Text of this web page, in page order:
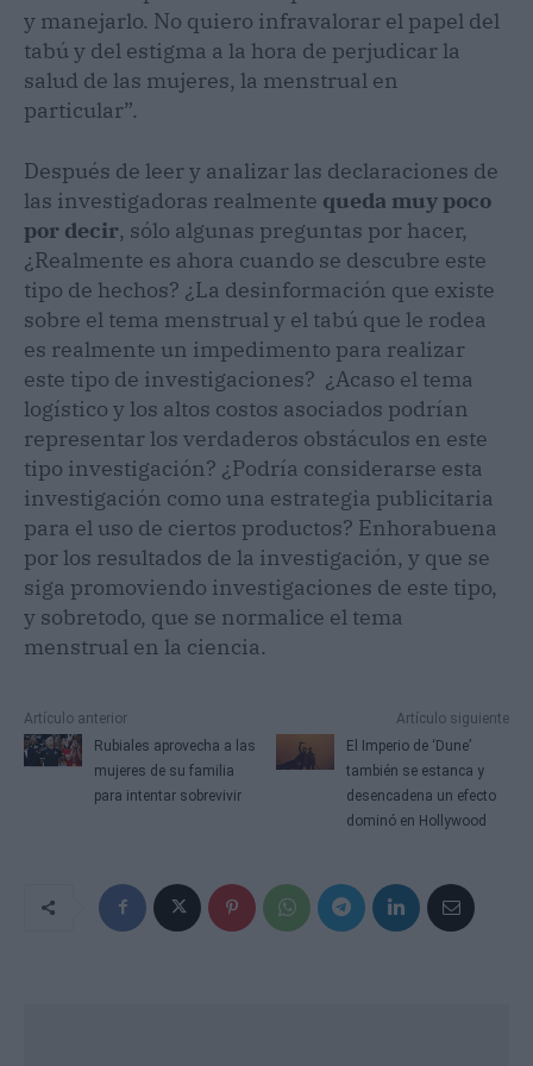
y manejarlo. No quiero infravalorar el papel del
tabú y del estigma a la hora de perjudicar la
salud de las mujeres, la menstrual en
particular”.
Después de leer y analizar las declaraciones de
las investigadoras realmente queda muy poco
por decir, sólo algunas preguntas por hacer,
¿Realmente es ahora cuando se descubre este
tipo de hechos? ¿La desinformación que existe
sobre el tema menstrual y el tabú que le rodea
es realmente un impedimento para realizar
este tipo de investigaciones? ¿Acaso el tema
logístico y los altos costos asociados podrían
representar los verdaderos obstáculos en este
tipo investigación? ¿Podría considerarse esta
investigación como una estrategia publicitaria
para el uso de ciertos productos? Enhorabuena
por los resultados de la investigación, y que se
siga promoviendo investigaciones de este tipo,
y sobretodo, que se normalice el tema
menstrual en la ciencia.
Artículo anterior
Rubiales aprovecha a las
mujeres de su familia
para intentar sobrevivir
Artículo siguiente
El Imperio de ‘Dune’
también se estanca y
desencadena un efecto
dominó en Hollywood